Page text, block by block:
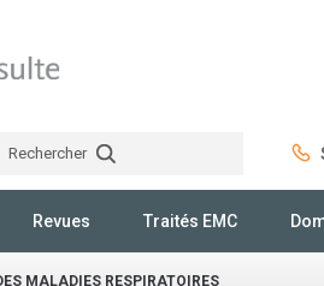
Rechercher
Revues Traités EMC
MALADIES RESPIRATOIRES